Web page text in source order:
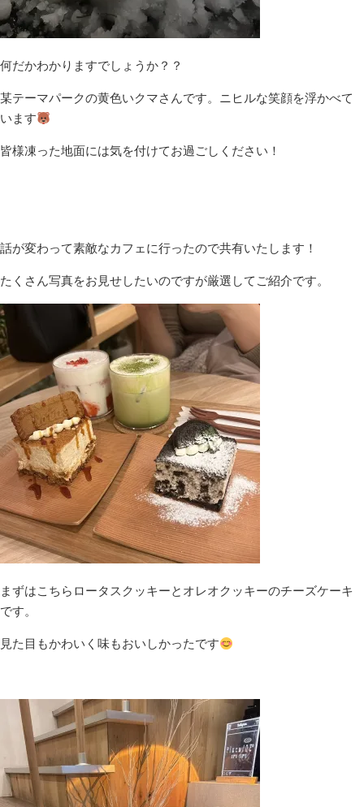
何だかわかりますでしょうか？？
某テーマパークの黄色いクマさんです。ニヒルな笑顔を浮かべて
います
皆様凍った地面には気を付けてお過ごしください！
話が変わって素敵なカフェに行ったので共有いたします！
たくさん写真をお見せしたいのですが厳選してご紹介です。
まずはこちらロータスクッキーとオレオクッキーのチーズケーキ
です。
見た目もかわいく味もおいしかったです